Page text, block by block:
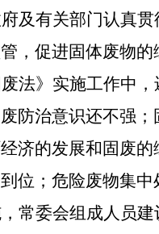
及有关部门认真
，促进固体废物
法》实施工作中
防治意识还不强
济的发展和固废
位；危险废物集中
常委会组成人员建